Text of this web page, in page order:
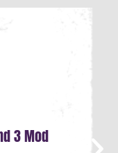
3 Mod